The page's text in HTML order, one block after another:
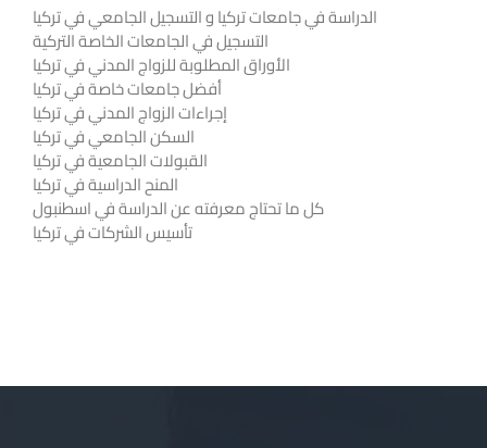
الدراسة في جامعات تركيا و التسجيل الجامعي في تركيا
التسجيل في الجامعات الخاصة التركية
الأوراق المطلوبة للزواج المدني في تركيا
أفضل جامعات خاصة في تركيا
إجراءات الزواج المدني في تركيا
السكن الجامعي في تركيا
القبولات الجامعية في تركيا
المنح الدراسية في تركيا
كل ما تحتاج معرفته عن الدراسة في اسطنبول
تأسيس الشركات في تركيا